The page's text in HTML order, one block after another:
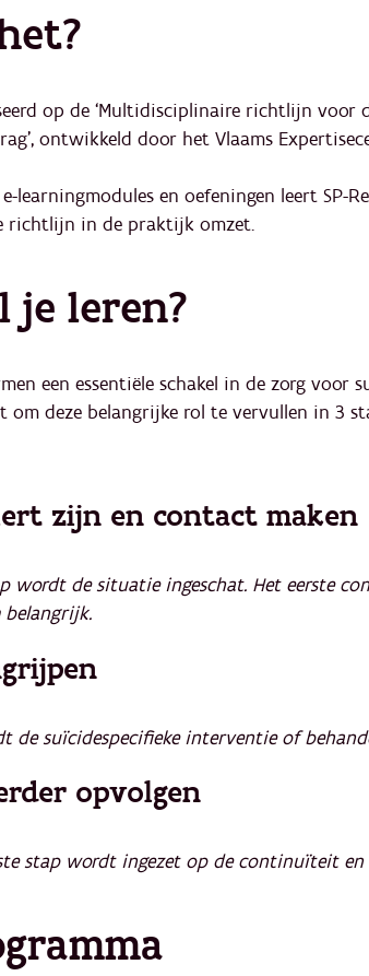
op de ‘Multidisciplinaire richtlijn voor
ontwikkeld door het Vlaams
learningmodules en oefeningen leert SP-
richtlijn in de praktijk omzet.
je leren?
een essentiële schakel in de zorg voor
om deze belangrijke rol te vervullen in 3
zijn en contact maken
wordt de situatie ingeschat. Het eerste
belangrijk.
de suïcidespecifieke interventie of
opvolgen
stap wordt ingezet op de continuïteit